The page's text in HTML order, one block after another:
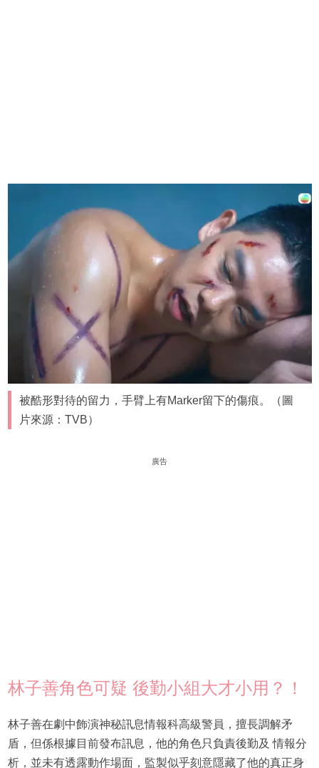
被酷形對待的留力，手臂上有Marker留下的傷痕。（圖
片來源：TVB）
廣告
林子善角色可疑 後勤小組大才小用？！
林子善在劇中飾演神秘訊息情報科高級警員，擅長調解矛
盾，但係根據目前發布訊息，他的角色只負責後勤及 情報分
析，並未有透露動作場面，監製似乎刻意隱藏了他的真正身